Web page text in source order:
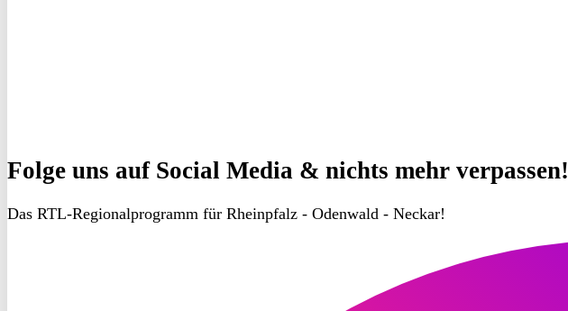
Folge uns auf Social Media & nichts mehr verpassen!
Das RTL-Regionalprogramm für Rheinpfalz - Odenwald - Neckar!